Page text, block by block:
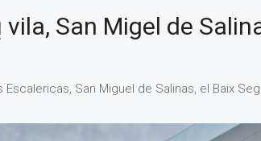
San Migel de
Escalericas, San Miguel de Salinas, el Baix